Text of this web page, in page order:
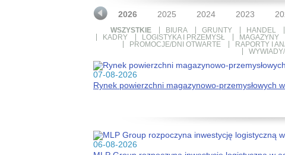
2026 2025 2024 2023
WSZYSTKIE BIURA GRUNTY HANDEL
KADRY
LOGISTYKA I PRZEMYSŁ MAGAZYNY
PROMOCJE/DNI OTWARTE
RAPORTY I
07-08-2026
Rynek powierzchni magazynowo-przemysłowych
06-08-2026